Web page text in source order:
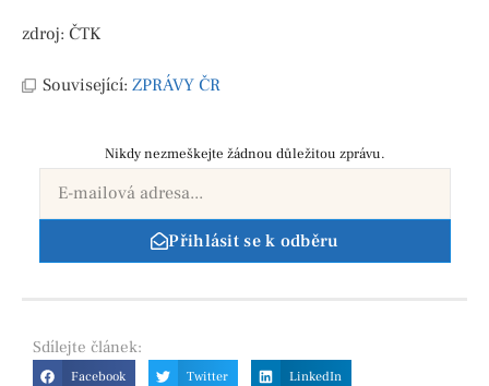
zdroj: ČTK
Související: ZPRÁVY ČR
Nikdy nezmeškejte žádnou důležitou zprávu.
Přihlásit se k odběru
Sdílejte článek:
Facebook Twitter LinkedIn